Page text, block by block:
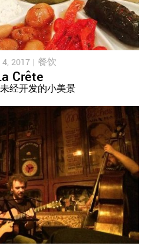
2017 | 餐饮
Crête
经开发的小美景